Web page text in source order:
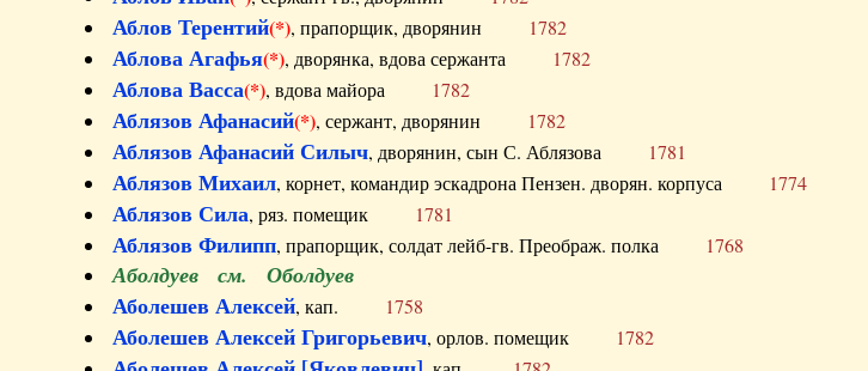
Аблов Терентий(*), прапорщик, дворянин 1782
Аблова Агафья(*), дворянка, вдова сержанта 1782
Аблова Васса(*), вдова майора 1782
Аблязов Афанасий(*), сержант, дворянин 1782
Аблязов Афанасий Силыч, дворянин, сын С. Аблязова 1781
Аблязов Михаил, корнет, командир эскадрона Пензен. дворян. корпуса 1774
Аблязов Сила, ряз. помещик 1781
Аблязов Филипп, прапорщик, солдат лейб-гв. Преображ. полка 1768
Аболдуев см. Оболдуев
Аболешев Алексей, кап. 1758
Аболешев Алексей Григорьевич, орлов. помещик 1782